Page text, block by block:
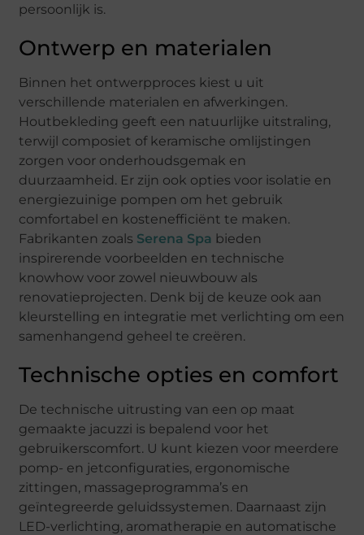
persoonlijk is.
Ontwerp en materialen
Binnen het ontwerpproces kiest u uit
verschillende materialen en afwerkingen.
Houtbekleding geeft een natuurlijke uitstraling,
terwijl composiet of keramische omlijstingen
zorgen voor onderhoudsgemak en
duurzaamheid. Er zijn ook opties voor isolatie en
energiezuinige pompen om het gebruik
comfortabel en kostenefficiënt te maken.
Fabrikanten zoals Serena Spa bieden
inspirerende voorbeelden en technische
knowhow voor zowel nieuwbouw als
renovatieprojecten. Denk bij de keuze ook aan
kleurstelling en integratie met verlichting om een
samenhangend geheel te creëren.
Technische opties en comfort
De technische uitrusting van een op maat
gemaakte jacuzzi is bepalend voor het
gebruikerscomfort. U kunt kiezen voor meerdere
pomp- en jetconfiguraties, ergonomische
zittingen, massageprogramma’s en
geïntegreerde geluidssystemen. Daarnaast zijn
LED-verlichting, aromatherapie en automatische